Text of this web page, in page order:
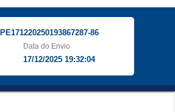
86
Data do Envio
17/12/2025 19:32:04